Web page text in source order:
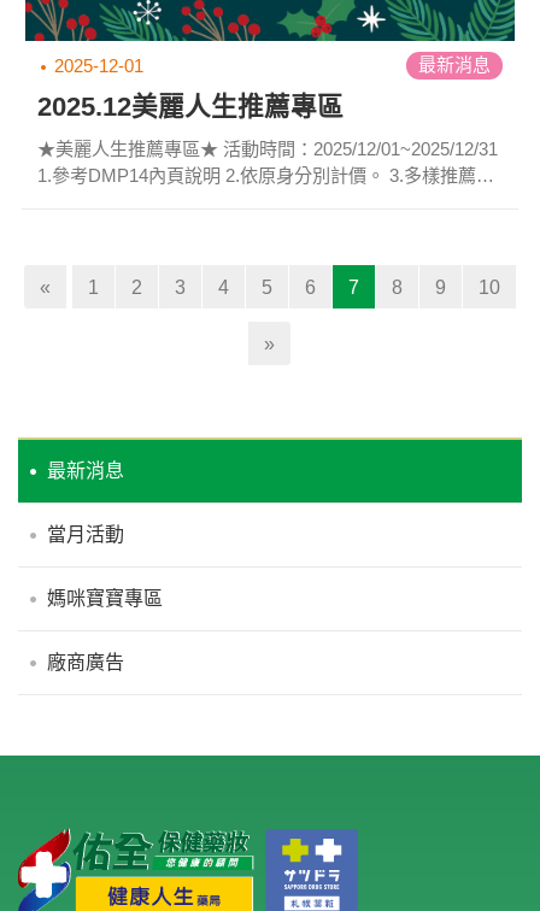
最新消息
當月活動
媽咪寶寶專區
廠商廣告
2025-12-01 最新消息
2025.12美麗人生推薦專區
★美麗人生推薦專區★ 活動時間：2025/12/01~2025/12/31
1.參考DMP14內頁說明 2.依原身分別計價。 3.多樣推薦商
« 1 2 3 4 5 6 7 (current)
8 9 10
»